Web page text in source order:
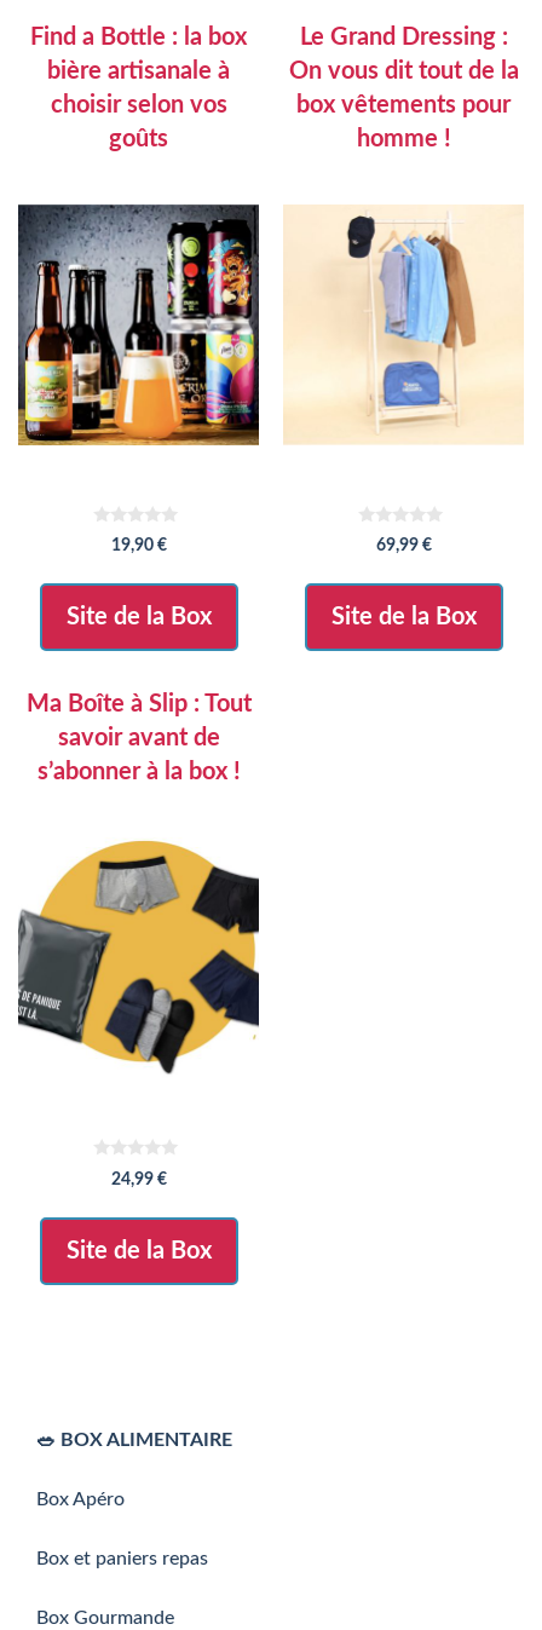
Find a Bottle : la box
bière artisanale à
choisir selon vos
goûts
r
19,90 €
Site de la Box
Le Grand Dressing :
On vous dit tout de la
box vêtements pour
homme !
r
69,99 €
Site de la Box
Ma Boîte à Slip : Tout
savoir avant de
s’abonner à la box !
r
24,99 €
Site de la Box
🥗 BOX ALIMENTAIRE
Box Apéro
Box et paniers repas
Box Gourmande